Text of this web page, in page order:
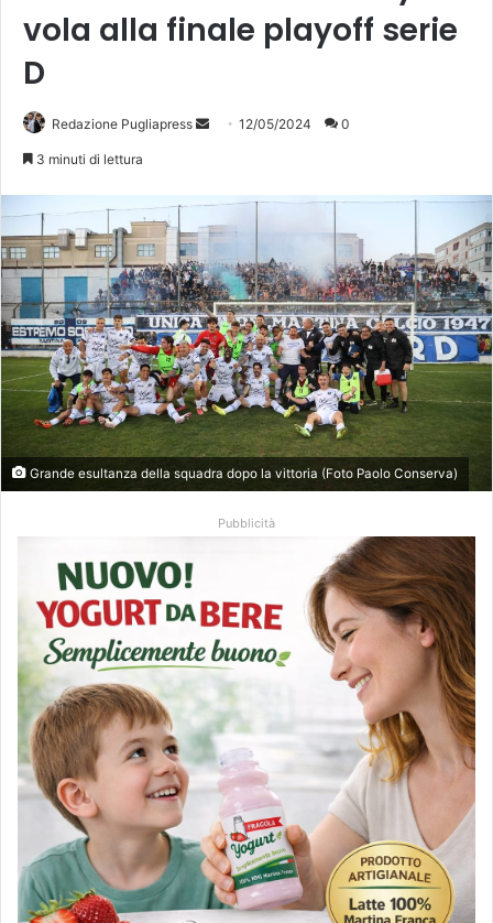
vola alla finale playoff serie
D
Redazione Pugliapress
Invia 12/05/2024 0
3 minuti di lettura
Grande esultanza della squadra dopo la vittoria (Foto Paolo Conserva)
Pubblicità